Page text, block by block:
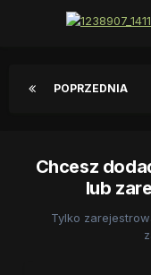
POPRZEDNIA
Chcesz
lub
Tylko